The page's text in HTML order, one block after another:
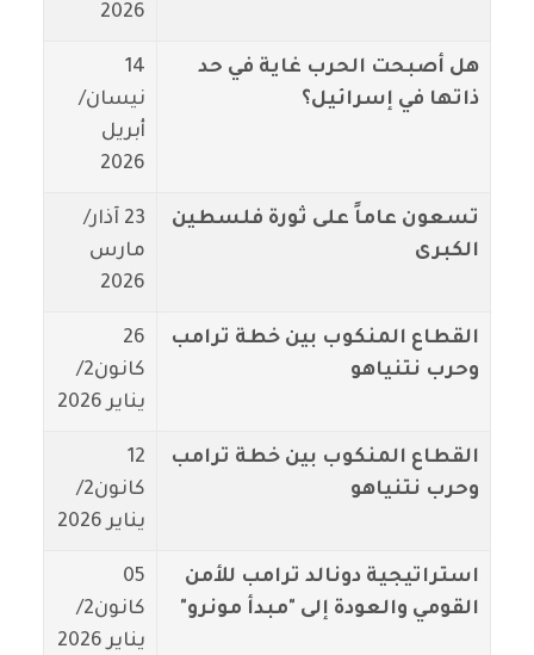
2026
هل أصبحت الحرب غاية في حد
ذاتها في إسرائيل؟
14
نيسان/
أبريل
2026
تسعون عاماً على ثورة فلسطين
الكبرى
23 آذار/
مارس
2026
القطاع المنكوب بين خطة ترامب
وحرب نتنياهو
26
كانون2/
يناير 2026
القطاع المنكوب بين خطة ترامب
وحرب نتنياهو
12
كانون2/
يناير 2026
استراتيجية دونالد ترامب للأمن
القومي والعودة إلى "مبدأ مونرو"
05
كانون2/
يناير 2026